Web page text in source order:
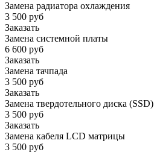
Замена радиатора охлаждения
3 500 руб
Заказать
Замена системной платы
6 600 руб
Заказать
Замена тачпада
3 500 руб
Заказать
Замена твердотельного диска (SSD)
3 500 руб
Заказать
Замена кабеля LCD матрицы
3 500 руб